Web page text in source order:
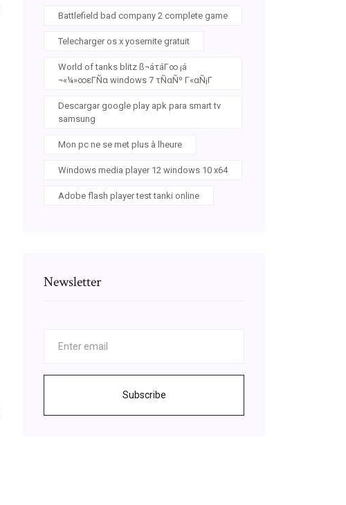
Battlefield bad company 2 complete game
Telecharger os x yosemite gratuit
World of tanks blitz ß¬áτáΓ∞ ¡á
¬«¼»∞εΓÑα windows 7 τÑαÑº Γ«αÑ¡Γ
Descargar google play apk para smart tv
samsung
Mon pc ne se met plus à lheure
Windows media player 12 windows 10 x64
Adobe flash player test tanki online
Newsletter
Subscribe